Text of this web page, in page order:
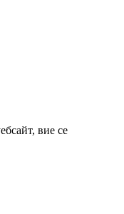
вие се